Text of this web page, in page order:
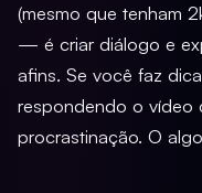
(mesmo que tenham
— é criar diálogo e
afins. Se você faz
respondendo o vídeo
procrastinação. O